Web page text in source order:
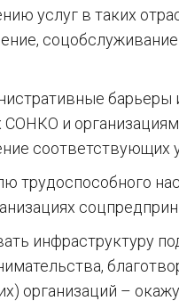
услуг в таких
и
соответствующих
трудоспособного
инфраструктуру
организаций –